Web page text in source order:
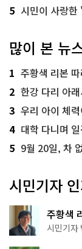
5 시민이 사랑한
많이 본 뉴
1 주황색 리본 따라
2 한강 다리 아
3 우리 아이 체
4 대학 다니며
5 9월 20일, 차 없
시민기자
주황색
서울둘
시민기자